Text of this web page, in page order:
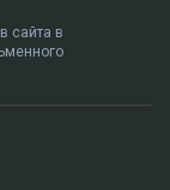
сайта в